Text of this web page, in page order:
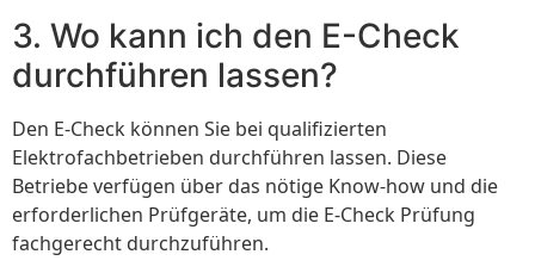
3. Wo kann ich den E-Check
durchführen lassen?
Den E-Check können Sie bei qualifizierten
Elektrofachbetrieben durchführen lassen. Diese
Betriebe verfügen über das nötige Know-how und die
erforderlichen Prüfgeräte, um die E-Check Prüfung
fachgerecht durchzuführen.